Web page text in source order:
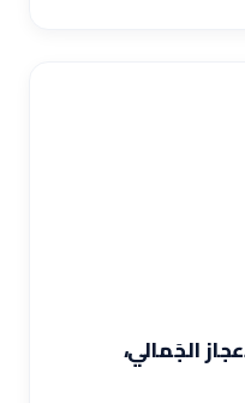
الجَمالي،